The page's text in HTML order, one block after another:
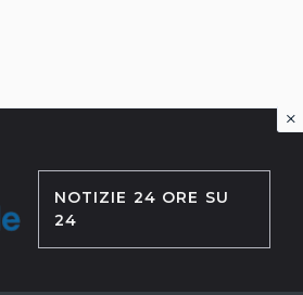
NOTIZIE 24 ORE SU
24
×